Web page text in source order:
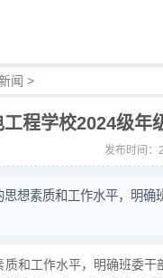
闻 >
工程学校2024级年
发布时间：
想素质和工作水平，明
和工作水平，明确班委